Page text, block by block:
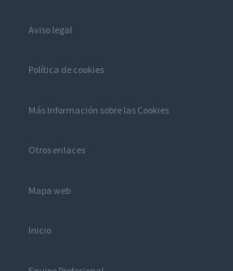
Aviso legal
Política de cookies
Más Información sobre las Cookies
Otros enlaces
Mapa web
Inicio